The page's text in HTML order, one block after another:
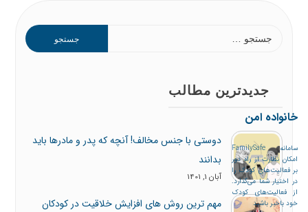
برای:
جدیدترین مطالب
دوستی با جنس مخالف! آنچه که پدر و مادرها باید
بدانند
آبان 1, 1401
مهم ترین روش های افزایش خلاقیت در کودکان
خانواده امن
سامانه FamilySafe
امکان نظارت از راه دور
بر فعالیت‌های کودک را
در اختیار شما می‌گذارد.
از فعالیت‌های کودک
خود باخبر باشید